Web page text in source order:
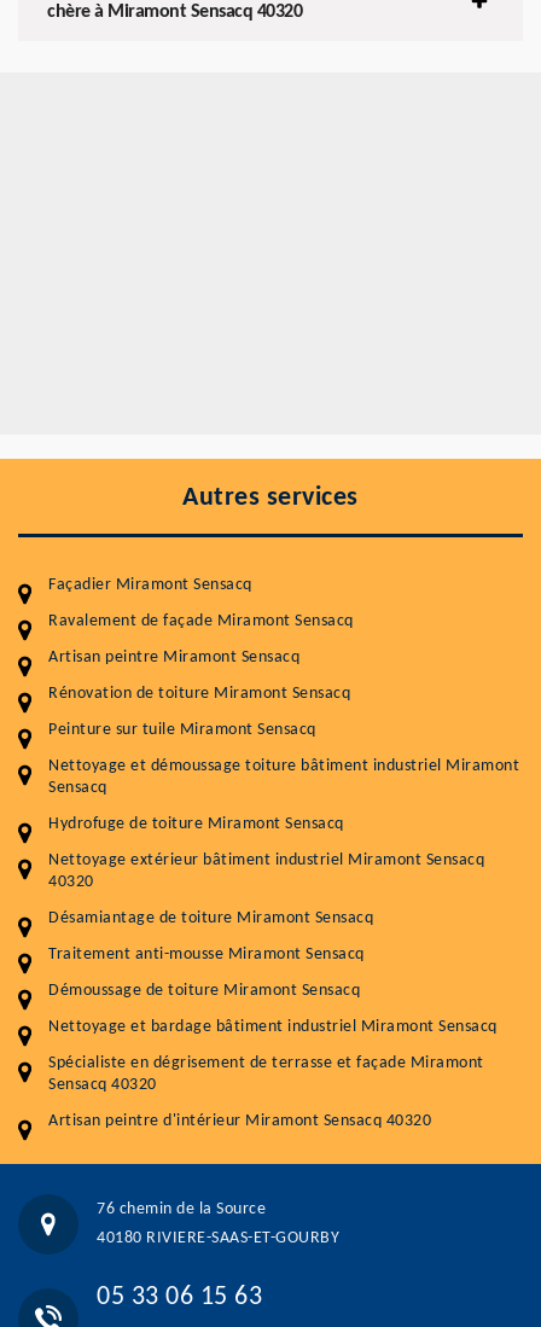
chère à Miramont Sensacq 40320
Autres services
Façadier Miramont Sensacq
Ravalement de façade Miramont Sensacq
Artisan peintre Miramont Sensacq
Rénovation de toiture Miramont Sensacq
Peinture sur tuile Miramont Sensacq
Nettoyage et démoussage toiture bâtiment industriel Miramont
Sensacq
Hydrofuge de toiture Miramont Sensacq
Nettoyage extérieur bâtiment industriel Miramont Sensacq
40320
Désamiantage de toiture Miramont Sensacq
Traitement anti-mousse Miramont Sensacq
Démoussage de toiture Miramont Sensacq
Nettoyage et bardage bâtiment industriel Miramont Sensacq
Spécialiste en dégrisement de terrasse et façade Miramont
Sensacq 40320
Artisan peintre d'intérieur Miramont Sensacq 40320
76 chemin de la Source
40180 RIVIERE-SAAS-ET-GOURBY
05 33 06 15 63
Entretenir votre toiture, c'est préserver sa
durabilité
Service
Démoussage toiture
Traitement hydrofuge toiture
Prix au m²
Artisant local recommander
76 chemin de la Source 40180 RIVIERE-SAAS-ET-GOURBY